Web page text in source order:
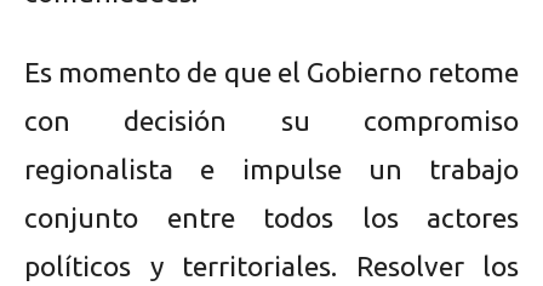
Es momento de que el Gobierno retome
con decisión su compromiso
regionalista e impulse un trabajo
conjunto entre todos los actores
políticos y territoriales. Resolver los